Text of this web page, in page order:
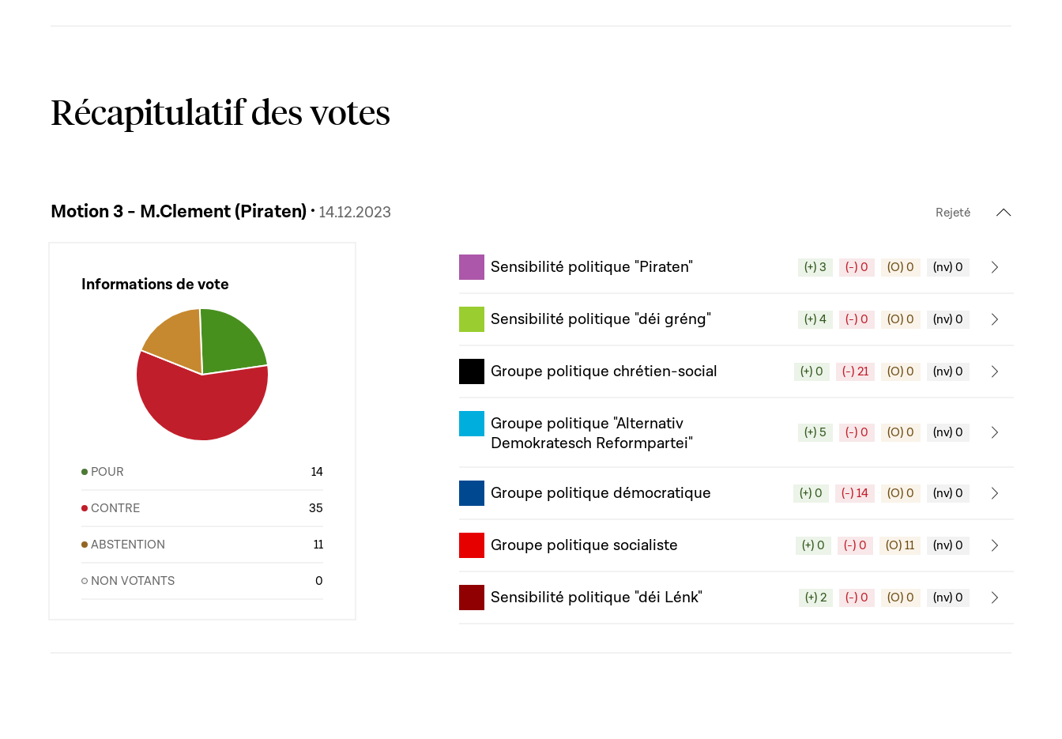
Récapitulatif des votes
Motion 3 - M.Clement (Piraten) · 14.12.2023 Rejeté
Informations de vote
POUR 14
CONTRE 35
ABSTENTION 11
NON VOTANTS 0
Sensibilité politique "Piraten" (+) 3 (-) 0 (O) 0 (nv) 0
Sensibilité politique "déi gréng" (+) 4 (-) 0 (O) 0 (nv) 0
Groupe politique chrétien-social (+) 0 (-) 21 (O) 0 (nv) 0
Groupe politique "Alternativ
Demokratesch Reformpartei"
(+) 5 (-) 0 (O) 0 (nv) 0
Groupe politique démocratique (+) 0 (-) 14 (O) 0 (nv) 0
Groupe politique socialiste (+) 0 (-) 0 (O) 11 (nv) 0
Sensibilité politique "déi Lénk" (+) 2 (-) 0 (O) 0 (nv) 0